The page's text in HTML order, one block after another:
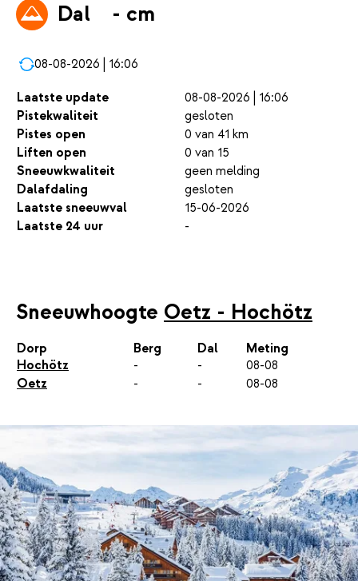
Dal
- cm
08-08-2026 | 16:06
Laatste update
08-08-2026 | 16:06
Pistekwaliteit
gesloten
Pistes open
0 van 41 km
Liften open
0 van 15
Sneeuwkwaliteit
geen melding
Dalafdaling
gesloten
Laatste sneeuwval
15-06-2026
Laatste 24 uur
-
Sneeuwhoogte Oetz - Hochötz
Dorp Berg Dal
Meting
Hochötz
- -
08-08
Oetz
- - 08-08